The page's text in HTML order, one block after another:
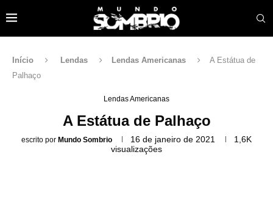
Início Lendas Lendas Americanas
A Estátua de
Palhaço
Lendas Americanas
A Estátua de Palhaço
escrito por Mundo Sombrio 16 de janeiro de 2021
1,6K
visualizações